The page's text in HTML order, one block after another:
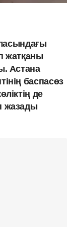
жатқаны
Астана
баспасөз
де
жазады